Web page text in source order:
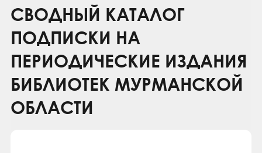
Коллегам
Контакты
СВОДНЫЙ КАТАЛОГ
ПОДПИСКИ НА
ПЕРИОДИЧЕСКИЕ ИЗДАНИЯ
БИБЛИОТЕК МУРМАНСКОЙ
ОБЛАСТИ